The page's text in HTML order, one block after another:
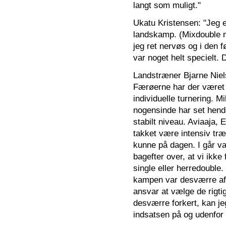
langt som muligt."
Ukatu Kristensen: "Jeg
landskamp. (Mixdouble
jeg ret nervøs og i den
var noget helt specielt.
Landstræner Bjarne
Færøerne har der været
individuelle turnering.
nogensinde har set
stabilt niveau. Aviaaja,
takket være intensiv
kunne på dagen. I går
bagefter over, at vi ikke
single eller
kampen var desværre
ansvar at vælge de
desværre forkert, kan
indsatsen på og udenfor